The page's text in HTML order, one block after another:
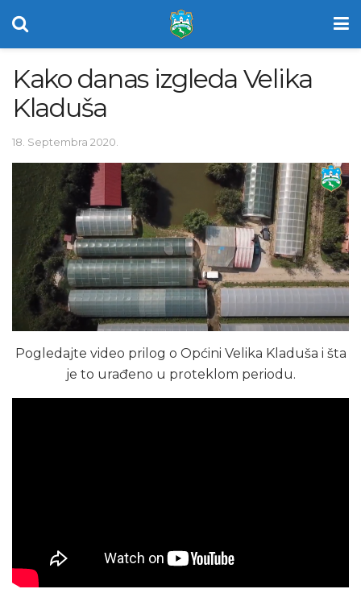
Kako danas izgleda Velika
Kladuša
18. Septembra 2020.
Pogledajte video prilog o Općini Velika Kladuša i šta
je to urađeno u proteklom periodu.